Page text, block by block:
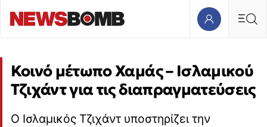
Κοινό μέτωπο Χαμάς – Ισλαμικού
Τζιχάντ για τις διαπραγματεύσεις
Ο Ισλαμικός Τζιχάντ υποστηρίζει την